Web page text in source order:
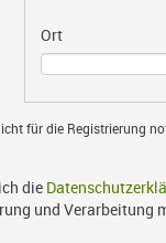
Ort
für die Registrierung
die
und Verarbeitung